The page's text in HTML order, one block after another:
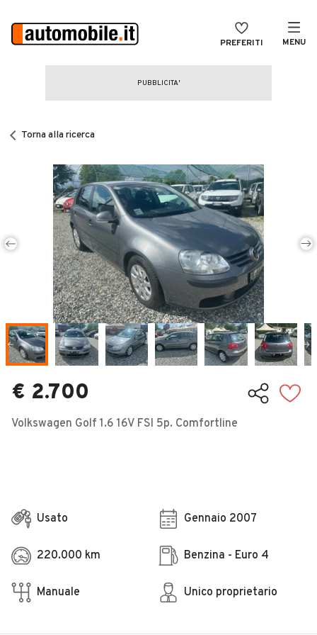
PREFERITI MENU
CERCA
Auto Nuove
Noleggio a lungo termine
Auto d'epoca
Moto
Camper
Veicoli Commerciali
Concessionari
Torna alla ricerca
€ 2.700
Volkswagen Golf 1.6 16V FSI 5p. Comfortline
Usato Gennaio 2007
220.000 km Benzina - Euro 4
Manuale Unico proprietario